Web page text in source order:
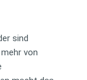
sind
von